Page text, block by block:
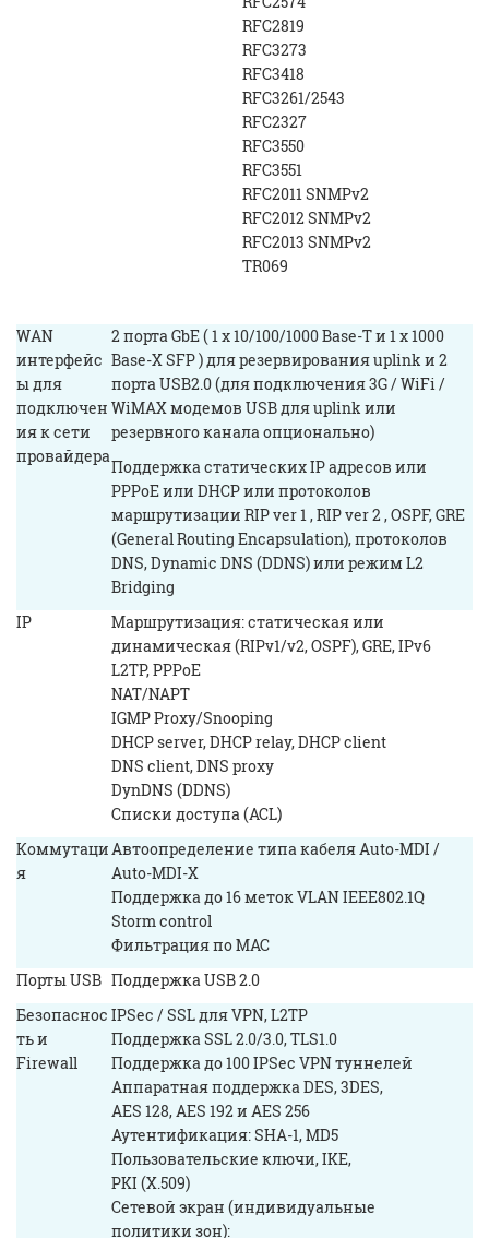
WAN
интерфейс
ы для
подключен
ия к сети
провайдера
2 порта GbE ( 1 x 10/100/1000 Base-T и 1 x 1000
Base-X SFP ) для резервирования uplink и 2
порта USB2.0 (для подключения 3G / WiFi /
WiMAX модемов USB для uplink или
резервного канала опционально)
Поддержка статических IP адресов или
PPPoE или DHCP или протоколов
маршрутизации RIP ver 1 , RIP ver 2 , OSPF, GRE
(General Routing Encapsulаtion), протоколов
DNS, Dynamic DNS (DDNS) или режим L2
Bridging
IP
Маршрутизация: статическая или
динамическая (RIPv1/v2, OSPF), GRE, IPv6
L2TP, PPPoE
NAT/NAPT
IGMP Proxy/Snooping
DHCP server, DHCP relay, DHCP client
DNS client, DNS proxy
DynDNS (DDNS)
Списки доступа (ACL)
Коммутаци
я
Автоопределение типа кабеля Auto-MDI /
Auto-MDI-X
Поддержка до 16 меток VLAN IEEE802.1Q
Storm control
Фильтрация по MAC
Порты USB Поддержка USB 2.0
Безопаснос
ть и
Firewall
IPSec / SSL для VPN, L2TP
Поддержка SSL 2.0/3.0, TLS1.0
Поддержка до 100 IPSec VPN туннелей
Аппаратная поддержка DES, 3DES,
AES 128, AES 192 и AES 256
Аутентификация: SHA-1, MD5
Пользовательские ключи, IKE,
PKI (X.509)
Сетевой экран (индивидуальные
политики зон):
RFC2819
RFC3273
RFC3418
RFC3261/2543
RFC2327
RFC3550
RFC3551
RFC2011 SNMPv2
RFC2012 SNMPv2
RFC2013 SNMPv2
TR069